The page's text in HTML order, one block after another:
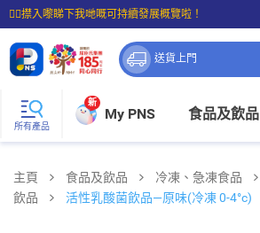
☝🏼㩒入嚟睇下我哋嘅可持續發展概覽啦！
⭐購物滿$399即享免費送貨；滿$100即可免費店取。
送貨上門
所有產品
新
My PNS 食品及飲品
主頁 食品及飲品 冷凍、急凍食品
飲品
活性乳酸菌飲品—原味(冷凍 0-4°c)